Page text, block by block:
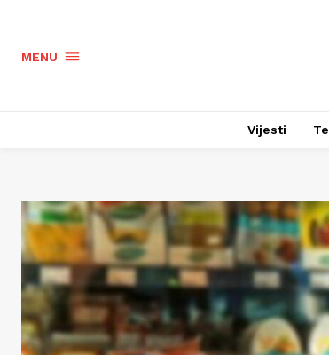
MENU
Vijesti